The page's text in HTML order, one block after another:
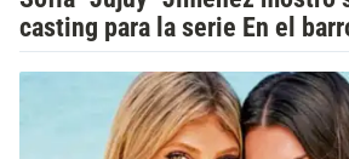
casting para la serie En el